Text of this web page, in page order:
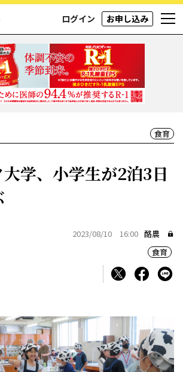
ログイン お申し込み
食育
学、小学生が2泊3日
2023/08/10 16:00 酪農
食育